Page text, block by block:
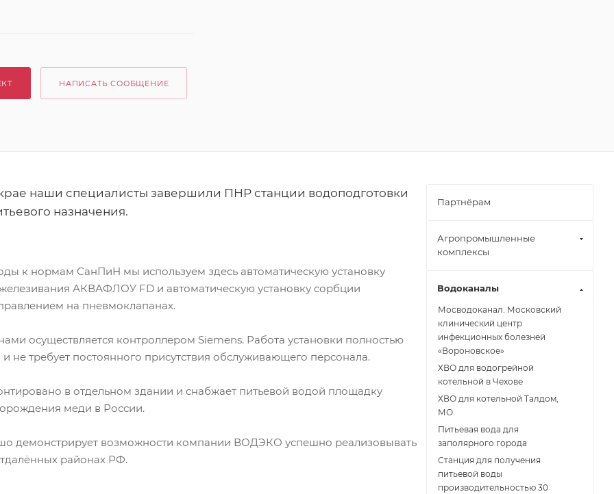
НАПИСАТЬ СООБЩЕНИЕ
наши специалисты завершили ПНР станции водоподготовки
назначения.
к нормам СанПиН мы используем здесь автоматическую установку
АКВАФЛОУ FD и автоматическую установку сорбции
на пневмоклапанах.
осуществляется контроллером Siemens. Работа установки полностью
не требует постоянного присутствия обслуживающего персонала.
в отдельном здании и снабжает питьевой водой площадку
меди в России.
демонстрирует возможности компании ВОДЭКО успешно реализовывать
районах РФ.
Партнёрам
Агропромышленные
комплексы
Водоканалы
Мосводоканал. Московский
клинический центр
инфекционных болезней
«Вороновское»
ХВО для водогрейной
котельной в Чехове
ХВО для котельной Талдом,
МО
Питьевая вода для
заполярного города
Станция для получения
питьевой воды
производительностью 30